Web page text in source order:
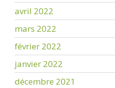
avril 2022
mars 2022
février 2022
janvier 2022
décembre 2021